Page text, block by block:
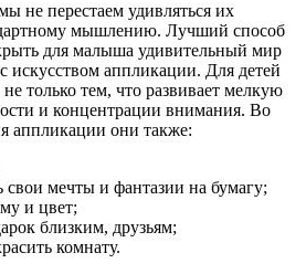
не перестаем удивляться их
мышлению. Лучший способ
для малыша удивительный мир
искусством аппликации. Для детей
только тем, что развивает мелкую
и концентрации внимания. Во
аппликации они также:
свои мечты и фантазии на бумагу;
и цвет;
близким, друзьям;
комнату.